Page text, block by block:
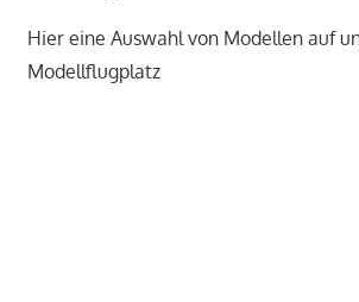
Hier eine Auswahl von Modellen auf
Modellflugplatz